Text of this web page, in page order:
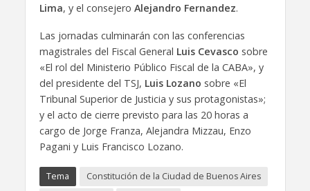
Lima, y el consejero Alejandro Fernandez.
Las jornadas culminarán con las conferencias
magistrales del Fiscal General Luis Cevasco sobre
«El rol del Ministerio Público Fiscal de la CABA», y
del presidente del TSJ, Luis Lozano sobre «El
Tribunal Superior de Justicia y sus protagonistas»;
y el acto de cierre previsto para las 20 horas a
cargo de Jorge Franza, Alejandra Mizzau, Enzo
Pagani y Luis Francisco Lozano.
Tema
Constitución de la Ciudad de Buenos Aires